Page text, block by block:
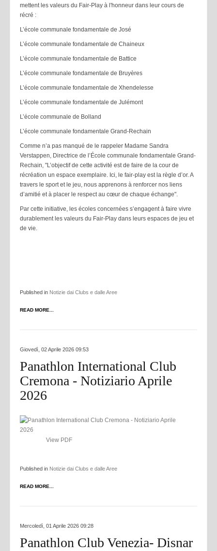
mettent les valeurs du Fair-Play à l'honneur dans leur cours de
récré :
L’école communale fondamentale de José
L’école communale fondamentale de Chaineux
L’école communale fondamentale de Battice
L’école communale fondamentale de Bruyères
L’école communale fondamentale de Xhendelesse
L’école communale fondamentale de Julémont
L’école communale de Bolland
L’école communale fondamentale Grand-Rechain
Comme n’a pas manqué de le rappeler Madame Sandra
Verstappen, Directrice de l’École communale fondamentale Grand-
Rechain, "L’objectif de cette activité est de faire de la cour de
récréation un espace exemplaire. Ici, le fair-play est la règle d’or. A
travers le sport et le jeu, nous apprenons à renforcer nos liens
d’amitié et à placer le respect au cœur de chaque échange".
Par cette initiative, les écoles concernées s’engagent à faire vivre
durablement les valeurs du Fair-Play dans leurs espaces de jeu et
de vie.
Published in Notizie dai Clubs e dalle Aree
READ MORE...
Giovedì, 02 Aprile 2026 09:53
Panathlon International Club
Cremona - Notiziario Aprile
2026
View PDF
Published in Notizie dai Clubs e dalle Aree
READ MORE...
Mercoledì, 01 Aprile 2026 09:28
Panathlon Club Venezia- Disnar